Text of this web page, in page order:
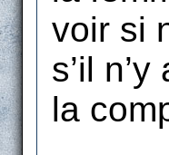
voir si
s’il
la